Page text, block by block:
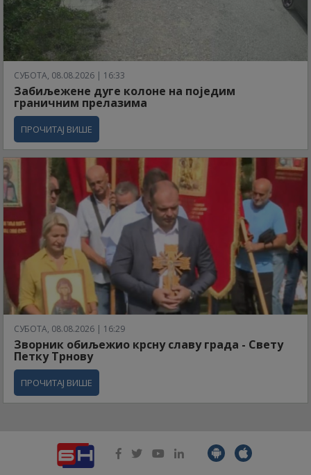
СУБОТА, 08.08.2026 | 16:33
Забиљежене дуге колоне на поједим
граничним прелазима
ПРОЧИТАЈ ВИШЕ
СУБОТА, 08.08.2026 | 16:29
Зворник обиљежио крсну славу града - Свету
Петку Трнову
ПРОЧИТАЈ ВИШЕ